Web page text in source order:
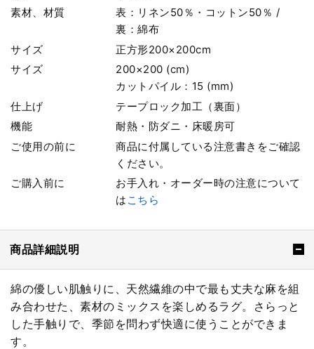
素材、材質
表：リネン50％・コットン50％ /
裏：綿布
サイズ
正方形200×200cm
サイズ
200×200 (cm)
カットパイル：15 (mm)
仕上げ
テープロック加工（裏面）
機能
耐熱・防ダニ・床暖房可
ご使用の前に
商品に付属している注意書きをご確認
ください。
ご購入前に
お手入れ・オーダー時の注意について
は こちら
商品詳細説明
綿の優しい肌触りに、天然繊維の中で最も丈夫な麻を組
み合わせた、素材のミックスを楽しめるラグ。さらっと
した手触りで、季節を問わず快適に使うことができま
す。